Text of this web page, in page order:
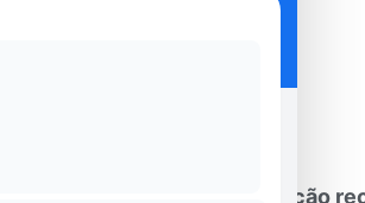
Fantástica Associação